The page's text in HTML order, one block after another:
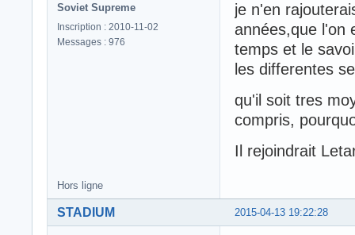
Soviet Supreme
Inscription : 2010-11-02
Messages : 976
je n'en
années,que l'on
temps et le
les differentes
qu'il soit tres
compris,
Il rejoindrait
Hors ligne
2015-04-13 19:22:28
STADIUM